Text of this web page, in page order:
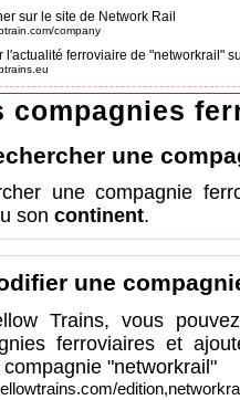
sur le site de Network Rail
company
l'actualité ferroviaire de "networkrail"
compagnies
une
une compagnie
son continent.
une
Trains, vous
ferroviaires et
compagnie "networkrail"